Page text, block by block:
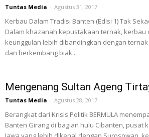
Tuntas Media - Agustus 31, 2017
Kerbau Dalam Tradisi Banten (Edisi 1) Tak
Dalam khazanah kepustakaan ternak, kerbau
keunggulan lebih dibandingkan dengan
dan berkembang biak...
Mengenang Sultan Ageng
Tuntas Media - Agustus 28, 2017
Berangkat dari Krisis Politik BERMULA
Banten Girang di bagian hulu Cibanten, pusat